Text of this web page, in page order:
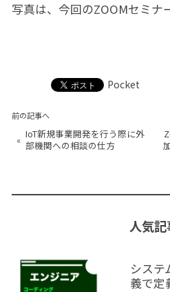
写真は、今回のZOOMセミナ
Pocket
前の記事へ
« IoT新規事業開発を行う際に外
部機関への相談の仕方
人気
システ
義で